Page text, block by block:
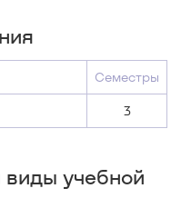
Семестры
3
учебной